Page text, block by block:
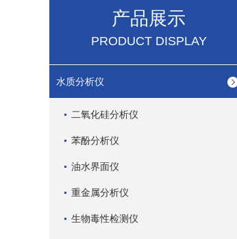
产品展示
PRODUCT DISPLAY
水质分析仪
二氧化硅分析仪
苯酚分析仪
油水界面仪
重金属分析仪
生物毒性检测仪